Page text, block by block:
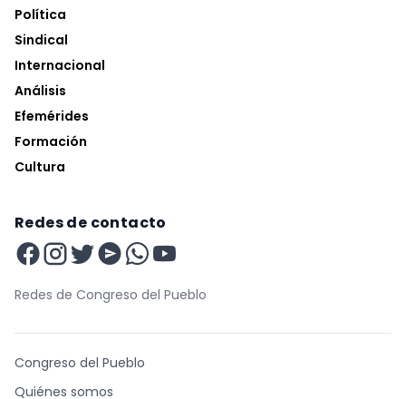
Política
Sindical
Internacional
Análisis
Efemérides
Formación
Cultura
Redes de contacto
Redes de Congreso del Pueblo
Congreso del Pueblo
Quiénes somos